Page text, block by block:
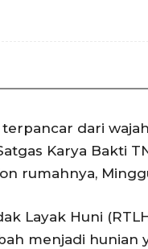
dari
Karya Bakti
rumahnya,
Layak Huni
menjadi hunian